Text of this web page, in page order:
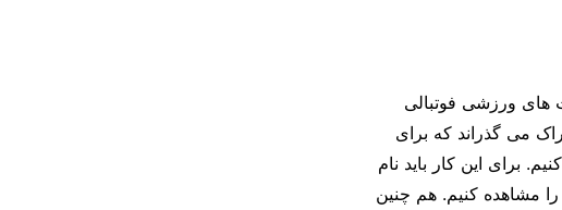
های ورزشی فوتبالی
می گذراند که برای
برای این کار باید نام
مشاهده کنیم. هم چنین